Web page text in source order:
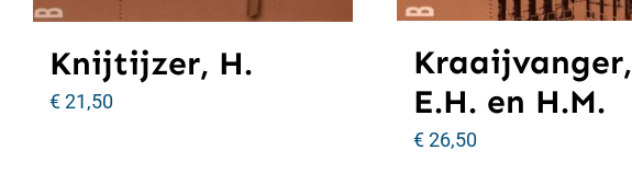
Knijtijzer, H.
€21,50
Kraaijvanger,
E.H. en H.M.
€26,50